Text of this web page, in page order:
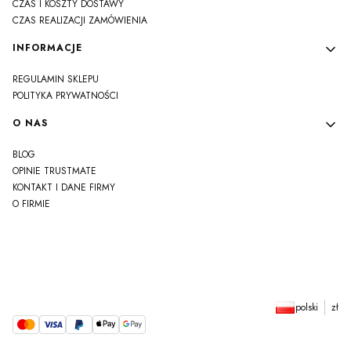
CZAS I KOSZTY DOSTAWY
CZAS REALIZACJI ZAMÓWIENIA
INFORMACJE
REGULAMIN SKLEPU
POLITYKA PRYWATNOŚCI
O NAS
BLOG
OPINIE TRUSTMATE
KONTAKT I DANE FIRMY
O FIRMIE
polski zł